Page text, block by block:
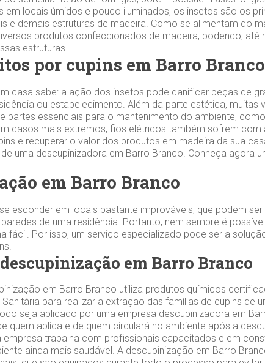
em locais úmidos e pouco iluminados, os insetos são os
e demais estruturas de madeira. Como se alimentam do
produtos confeccionados de madeira, podendo, até
estruturas.
por cupins em Barro Branco
casa sabe: a ação dos insetos pode danificar peças de
ou estabelecimento. Além da parte estética, muitas
partes essenciais para o mantenimento do ambiente,
casos mais extremos, fios elétricos também sofrem com
e recuperar o valor dos produtos em madeira da sua
uma descupinizadora em Barro Branco. Conheça agora
em Barro Branco
esconder em locais bastante improváveis, que podem
de uma residência. Portanto, nem sempre é
fácil. Por isso, um serviço especializado pode ser a
em Barro Branco
em Barro Branco utiliza produtos químicos
para realizar a extração das famílias de cupins de
seja aplicado por uma empresa descupinizadora em
quem aplica e de quem circulará no ambiente após a
trabalha com profissionais capacitados e em
ainda mais saudável. A descupinização em Barro